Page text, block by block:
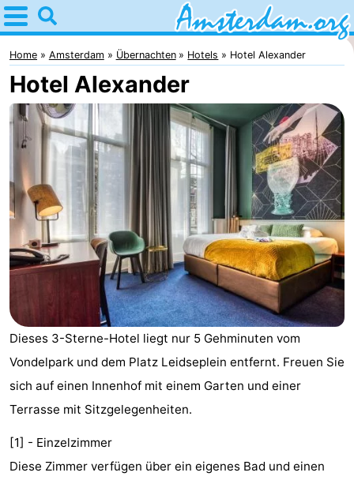
Home
Amsterdam
Interessante
Ausflüge
Für
Junge
Erwachsene
Kostenlos
Übernachten
Appartements
Campingplätze
Ferienhäuser
Het
Amsterdamse
-
Spaarnwoude
Hotels
Home Amsterdam Übernachten Hotels Hotel Alexander
Hotel Alexander
Dieses 3-Sterne-Hotel liegt nur 5 Gehminuten vom
Vondelpark und dem Platz Leidseplein entfernt. Freuen Sie
sich auf einen Innenhof mit einem Garten und einer
Terrasse mit Sitzgelegenheiten.
[1] - Einzelzimmer
Diese Zimmer verfügen über ein eigenes Bad und einen